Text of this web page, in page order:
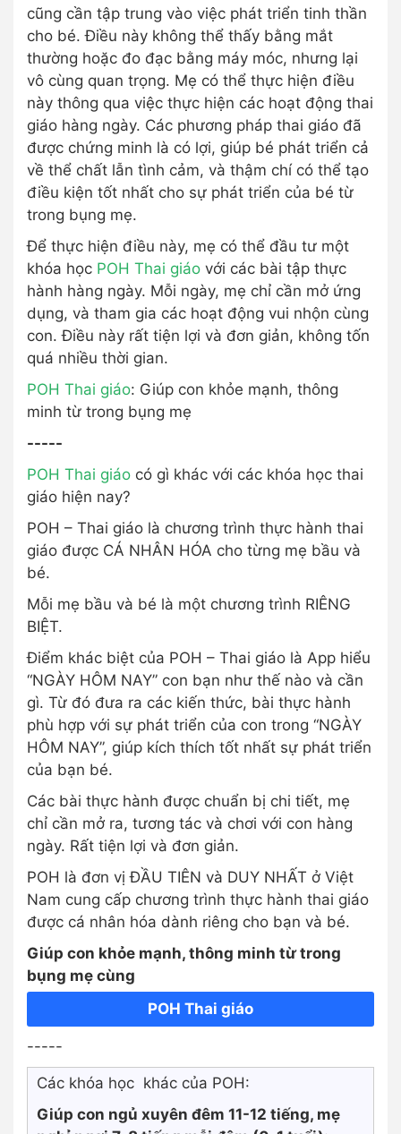
cũng cần tập trung vào việc phát triển tinh thần
cho bé. Điều này không thể thấy bằng mắt
thường hoặc đo đạc bằng máy móc, nhưng lại
vô cùng quan trọng. Mẹ có thể thực hiện điều
này thông qua việc thực hiện các hoạt động thai
giáo hàng ngày. Các phương pháp thai giáo đã
được chứng minh là có lợi, giúp bé phát triển cả
về thể chất lẫn tình cảm, và thậm chí có thể tạo
điều kiện tốt nhất cho sự phát triển của bé từ
trong bụng mẹ.
Để thực hiện điều này, mẹ có thể đầu tư một
khóa học POH Thai giáo với các bài tập thực
hành hàng ngày. Mỗi ngày, mẹ chỉ cần mở ứng
dụng, và tham gia các hoạt động vui nhộn cùng
con. Điều này rất tiện lợi và đơn giản, không tốn
quá nhiều thời gian.
POH Thai giáo: Giúp con khỏe mạnh, thông
minh từ trong bụng mẹ
-----
POH Thai giáo có gì khác với các khóa học thai
giáo hiện nay?
POH – Thai giáo là chương trình thực hành thai
giáo được CÁ NHÂN HÓA cho từng mẹ bầu và
bé.
Mỗi mẹ bầu và bé là một chương trình RIÊNG
BIỆT.
Điểm khác biệt của POH – Thai giáo là App hiểu
“NGÀY HÔM NAY” con bạn như thế nào và cần
gì. Từ đó đưa ra các kiến thức, bài thực hành
phù hợp với sự phát triển của con trong “NGÀY
HÔM NAY”, giúp kích thích tốt nhất sự phát triển
của bạn bé.
Các bài thực hành được chuẩn bị chi tiết, mẹ
chỉ cần mở ra, tương tác và chơi với con hàng
ngày. Rất tiện lợi và đơn giản.
POH là đơn vị ĐẦU TIÊN và DUY NHẤT ở Việt
Nam cung cấp chương trình thực hành thai giáo
được cá nhân hóa dành riêng cho bạn và bé.
Giúp con khỏe mạnh, thông minh từ trong
bụng mẹ cùng
POH Thai giáo
-----
Các khóa học khác của POH:
Giúp con ngủ xuyên đêm 11-12 tiếng, mẹ